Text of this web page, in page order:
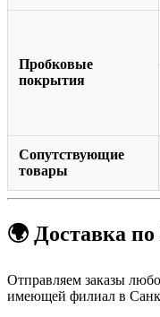
Пробковые
покрытия
Сопутствующие
товары
🌍 Доставка
Отправляем заказы
имеющей филиал в